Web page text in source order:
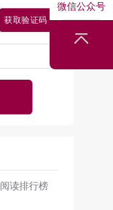
获取验证码
阅读排行榜
微信公众号